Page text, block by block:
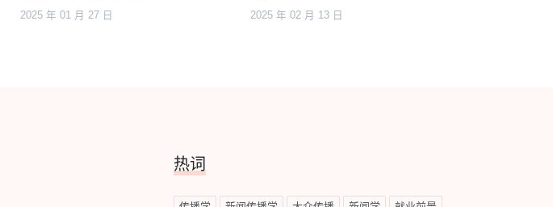
2025 年 01 月 27 日 2025 年 02 月 13 日
热词